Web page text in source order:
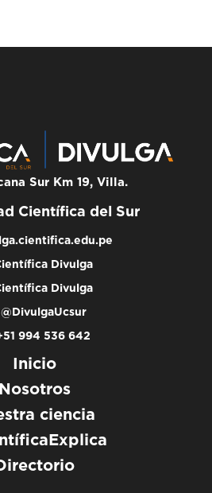
Sur Km 19, Villa.
Científica del Sur
Divulga
Divulga
@DivulgaUcsur
994 536 642
Inicio
Nosotros
ciencia